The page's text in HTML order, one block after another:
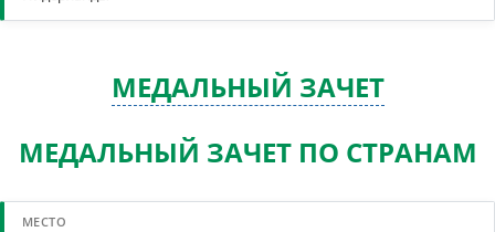
МЕДАЛЬНЫЙ ЗАЧЕТ
МЕДАЛЬНЫЙ ЗАЧЕТ ПО СТРАНАМ